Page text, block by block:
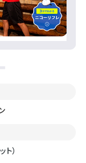
ト）